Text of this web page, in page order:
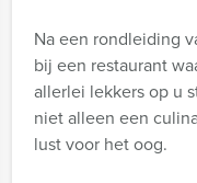
Na een rondleiding
bij een restaurant
allerlei lekkers op u
niet alleen een
lust voor het oog.